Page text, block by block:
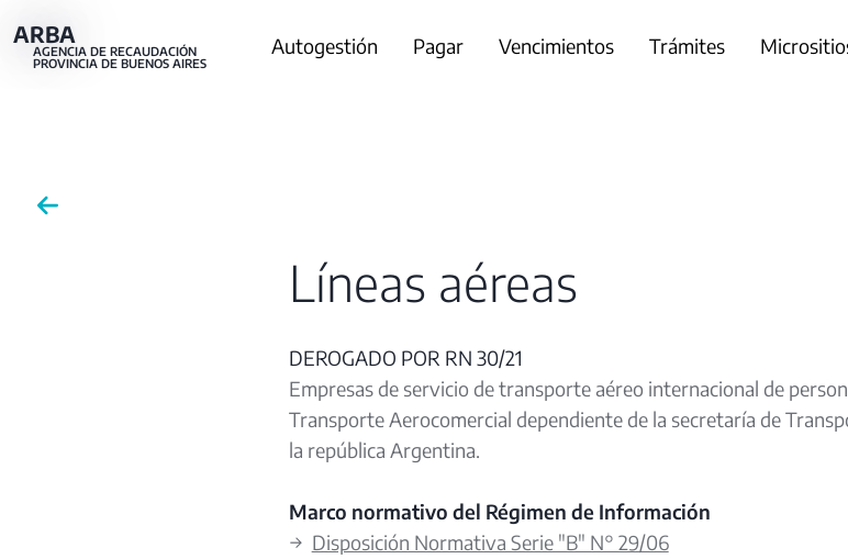
al
ARBA
AGENCIA DE RECAUDACIÓN
PROVINCIA DE BUENOS AIRES
Main
Autogestión Pagar Vencimientos Trámites
Líneas aéreas
DEROGADO POR RN 30/21
Empresas de servicio de transporte aéreo internacional de
Transporte Aerocomercial dependiente de la secretaría de
la república Argentina.
Marco normativo del Régimen de Información
→ Disposición Normativa Serie "B" N° 29/06